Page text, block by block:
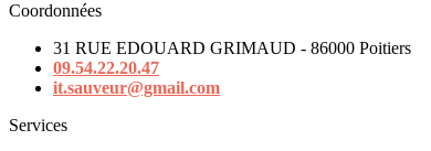
Coordonnées
31 RUE EDOUARD GRIMAUD - 86000 Poitiers
09.54.22.20.47
it.sauveur@gmail.com
Services